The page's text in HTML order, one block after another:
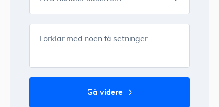
Forklar med noen få setninger
gå videre